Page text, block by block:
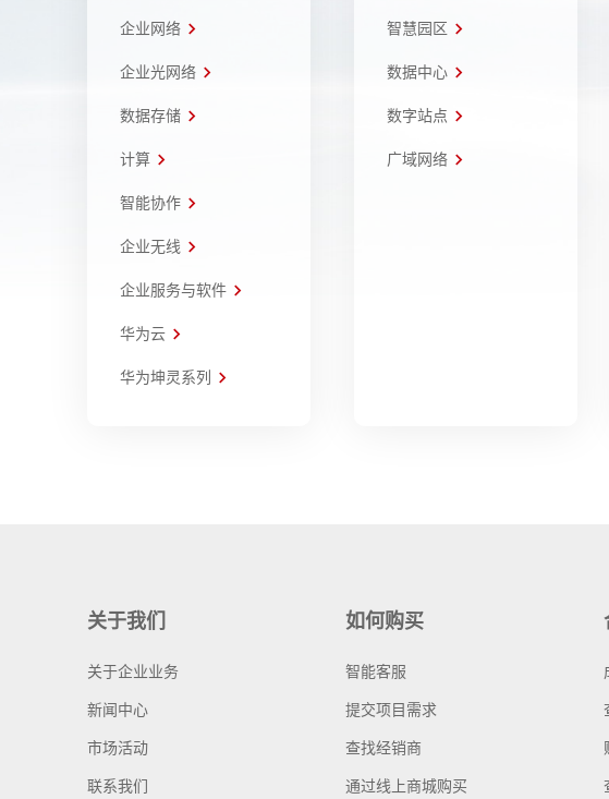
企业网络
企业光网络
数据存储
计算
智能协作
企业无线
企业服务与软件
华为云
华为坤灵系列
智慧园区
数据中心
数字站点
广域网络
关于我们
关于企业业务
新闻中心
市场活动
联系我们
如何购买
智能客服
提交项目需求
查找经销商
通过线上商城购买